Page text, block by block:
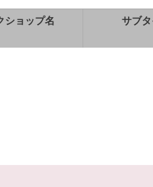
ショップ名 サブ